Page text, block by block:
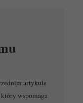
artykule
wspomaga